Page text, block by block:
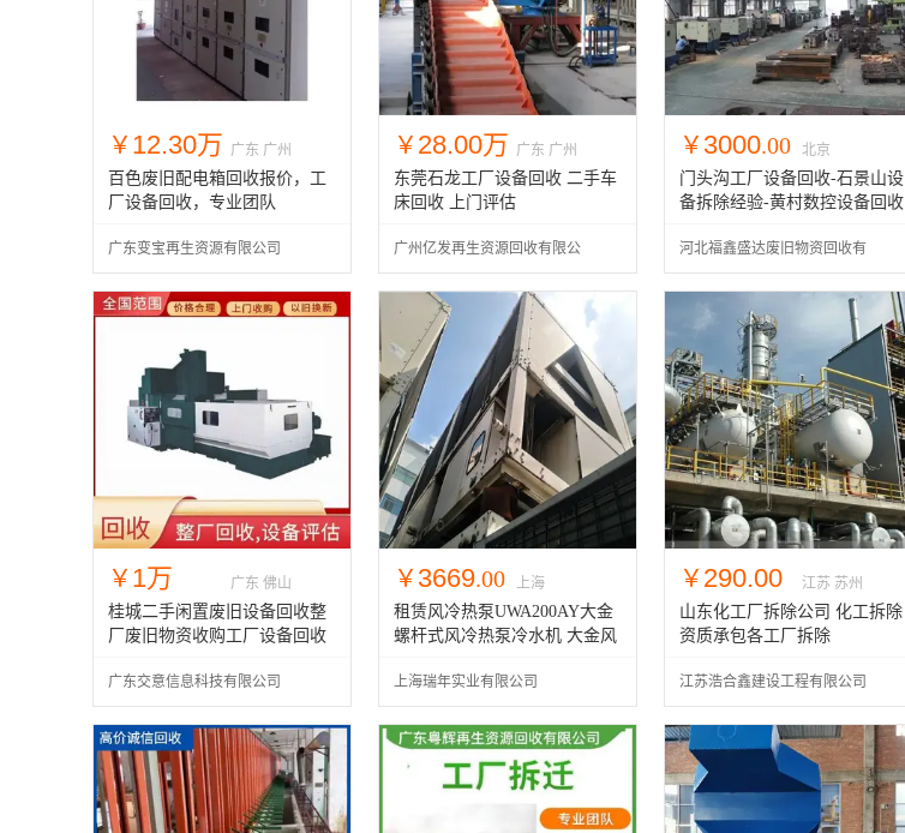
￥ 12.30万 广东 广州
百色废旧配电箱回收报价，工
厂设备回收，专业团队
广东变宝再生资源有限公司
￥ 28.00万 广东 广州
东莞石龙工厂设备回收 二手车
床回收 上门评估
广州亿发再生资源回收有限公
司
￥ 3000.00 北京
门头沟工厂设备回收-石景山设
备拆除经验-黄村数控设备回收
河北福鑫盛达废旧物资回收有
限公司
￥ 1万 广东 佛山
桂城二手闲置废旧设备回收整
厂废旧物资收购工厂设备回收
广东交意信息科技有限公司
￥ 3669.00 上海
租赁风冷热泵UWA200AY大金
螺杆式风冷热泵冷水机 大金风
回收制冷设备
上海瑞年实业有限公司
￥ 290.00
万
江苏 苏州
山东化工厂拆除公司 化工拆除
资质承包各工厂拆除
江苏浩合鑫建设工程有限公司